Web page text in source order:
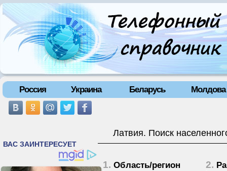
Россия Украина Беларусь Молдова
Латвия. Поиск
1. Область/регион 2.